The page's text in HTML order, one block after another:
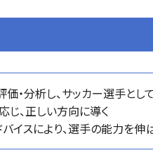
・分析し、サッカー選手と
じ、正しい方向に導く
イスにより、選手の能力を伸